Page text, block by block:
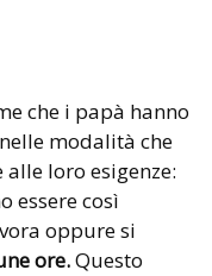
che i papà hanno
modalità che
loro esigenze:
essere così
oppure si
ore.Questo